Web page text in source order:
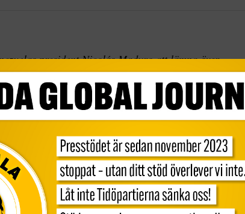
president Nicolás Maduro att lämna över
militären att göra sig redo att försvara landet mot en
utrikesminister Mike Pompeo säger i ett uttalande på
kommen för en överlämning av makten”. Pompeo
folket, närmare bestämt oppositionen som